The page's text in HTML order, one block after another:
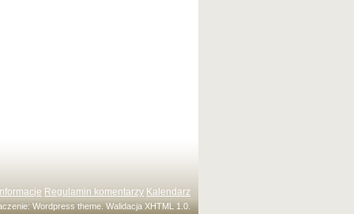
Regulamin komentarzy Kalendarz
Wordpress theme. WalidacjaXHTML 1.0.